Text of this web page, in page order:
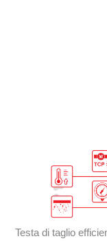
Testa di taglio